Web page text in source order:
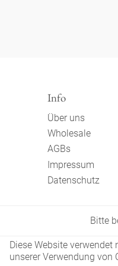
Info
Über uns
Wholesale
AGBs
Impressum
Datenschutz
Diese Website
unserer Verwendung von
Bitte